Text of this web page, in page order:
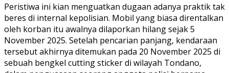
Peristiwa ini kian menguatkan dugaan adanya praktik tak
beres di internal kepolisian. Mobil yang biasa direntalkan
oleh korban itu awalnya dilaporkan hilang sejak 5
November 2025. Setelah pencarian panjang, kendaraan
tersebut akhirnya ditemukan pada 20 November 2025 di
sebuah bengkel cutting sticker di wilayah Tondano,